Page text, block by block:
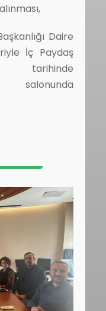
Daire
İç Paydaş
tarihinde
salonunda